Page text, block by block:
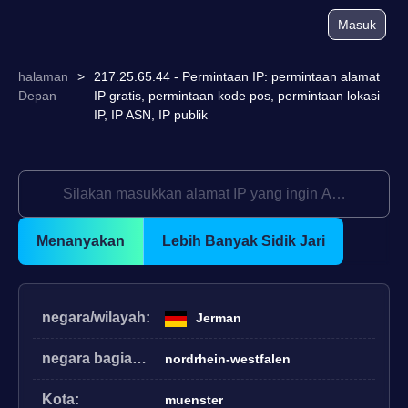
Masuk
halaman
Depan
>
217.25.65.44 - Permintaan IP: permintaan alamat
IP gratis, permintaan kode pos, permintaan lokasi
IP, IP ASN, IP publik
Menanyakan Lebih Banyak Sidik Jari
negara/wilayah: Jerman
negara bagian/provinsi: nordrhein-westfalen
Kota: muenster